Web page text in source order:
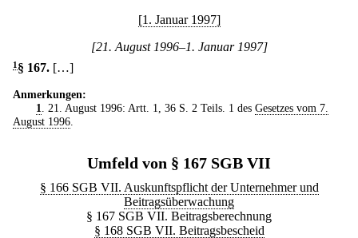
[1. Januar 1997]
[21. August 1996–1. Januar 1997]
1 § 167. […]
Anmerkungen:
1
. 21. August 1996: Artt. 1, 36 S. 2 Teils. 1 des Gesetzes vom 7.
August 1996
Umfeld von § 167 SGB VII
§ 166 SGB VII. Auskunftspflicht der Unternehmer und
Beitragsüberwachung
§ 167 SGB VII. Beitragsberechnung
§ 168 SGB VII. Beitragsbescheid